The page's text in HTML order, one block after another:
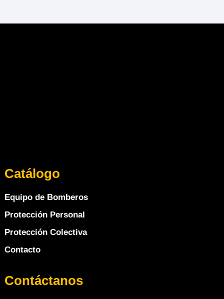
Catálogo
Equipo de Bomberos
Protección Personal
Protección Colectiva
Contacto
Contáctanos